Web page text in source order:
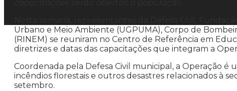
Urbano e Meio Ambiente (UGPUMA), Corpo de
(RINEM) se reuniram no Centro de Referência em
diretrizes e datas das capacitações que integram a
Coordenada pela Defesa Civil municipal, a Operação
incêndios florestais e outros desastres relacionados à
setembro.